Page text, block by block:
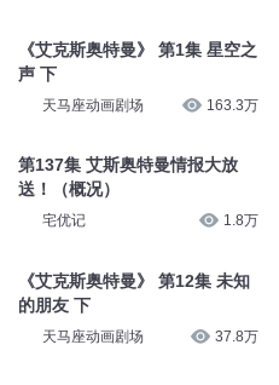
《艾克斯奥特曼》 第1集 星空之
声 下
天马座动画剧场 163.3万
第137集 艾斯奥特曼情报大放
送！（概况）
宅优记 1.8万
《艾克斯奥特曼》 第12集 未知
的朋友 下
天马座动画剧场 37.8万